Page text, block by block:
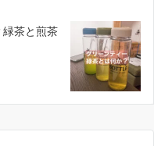
緑茶と煎茶